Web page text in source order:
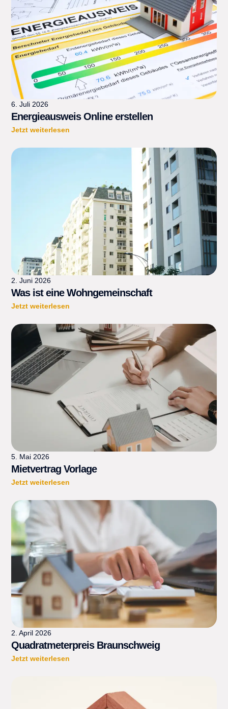
6. Juli 2026
Energieausweis Online erstellen
Jetzt weiterlesen
2. Juni 2026
Was ist eine Wohngemeinschaft
Jetzt weiterlesen
5. Mai 2026
Mietvertrag Vorlage
Jetzt weiterlesen
2. April 2026
Quadratmeterpreis Braunschweig
Jetzt weiterlesen